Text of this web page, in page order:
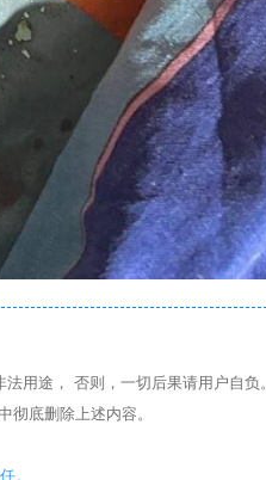
用途， 否则，一切后果请用户自负。
底删除上述内容。
。